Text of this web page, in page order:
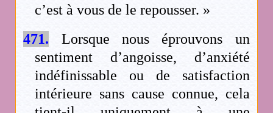
c’est à vous de le repousser. »
471. Lorsque nous éprouvons un
sentiment d’angoisse, d’anxiété
indéfinissable ou de satisfaction
intérieure sans cause connue, cela